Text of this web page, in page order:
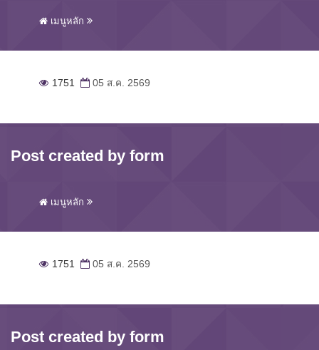
เมนูหลัก
1751 05 ส.ค. 2569
Post created by form
เมนูหลัก
1751 05 ส.ค. 2569
Post created by form